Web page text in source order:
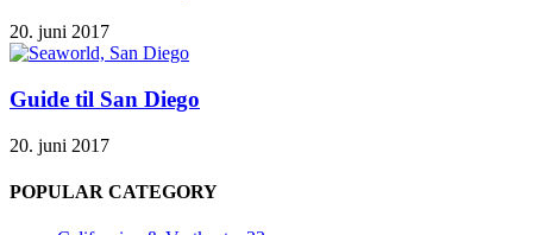
20. juni 2017
Guide til San Diego
20. juni 2017
POPULAR CATEGORY